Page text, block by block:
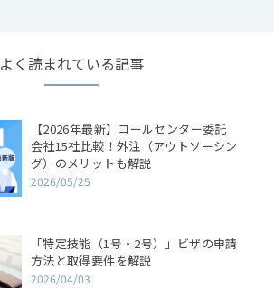
よく読まれている記事
【2026年最新】コールセンター委託
会社15社比較！外注（アウトソーシン
グ）のメリットも解説
2026/05/25
「特定技能（1号・2号）」ビザの申請
方法と取得要件を解説
2026/04/03